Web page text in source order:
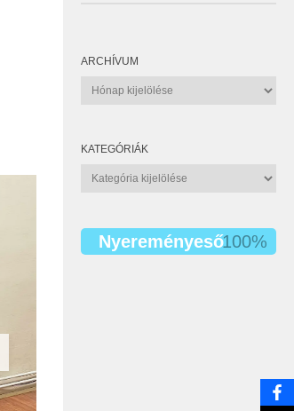
ARCHÍVUM
Archívum
KATEGÓRIÁK
Kategóriák
Nyereményeső100%